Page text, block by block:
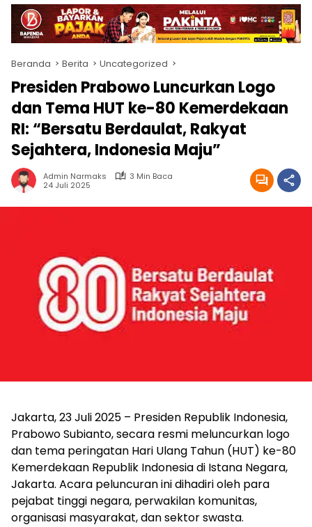
Beranda Berita Uncategorized
Presiden Prabowo Luncurkan Logo
dan Tema HUT ke-80 Kemerdekaan
RI: “Bersatu Berdaulat, Rakyat
Sejahtera, Indonesia Maju”
Admin Narmaks
3 Min Baca
24 Juli 2025
Jakarta, 23 Juli 2025 – Presiden Republik Indonesia,
Prabowo Subianto, secara resmi meluncurkan logo
dan tema peringatan Hari Ulang Tahun (HUT) ke-80
Kemerdekaan Republik Indonesia di Istana Negara,
Jakarta. Acara peluncuran ini dihadiri oleh para
pejabat tinggi negara, perwakilan komunitas,
organisasi masyarakat, dan sektor swasta.